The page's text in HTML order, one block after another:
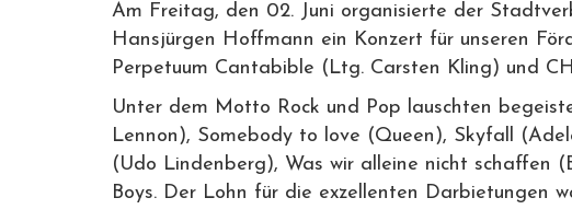
Am Freitag, den 02. Juni organisierte der
Hansjürgen Hoffmann ein Konzert für unseren
Perpetuum Cantabible (Ltg. Carsten Kling) und
Unter dem Motto Rock und Pop lauschten
Lennon), Somebody to love (Queen), Skyfall
(Udo Lindenberg), Was wir alleine nicht schaffen
Boys. Der Lohn für die exzellenten Darbietungen